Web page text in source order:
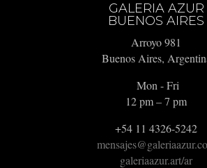
GALERIA AZUR
BUENOS AIRES
Arroyo 981
Buenos Aires,
Mon - Fri
12 pm – 7 pm
+54 11 4326-5242
galeriaazur.art/ar